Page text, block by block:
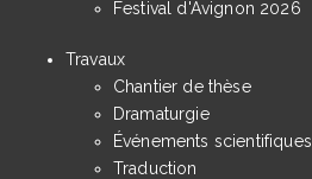
Festival d'Avignon 2026
Travaux
Chantier de thèse
Dramaturgie
Événements scientifiques
Traduction